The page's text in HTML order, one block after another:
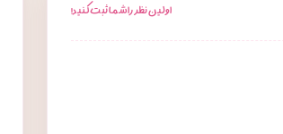
اولین نظر را شما ثبت کنید!